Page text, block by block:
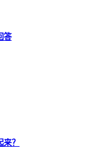
答
？